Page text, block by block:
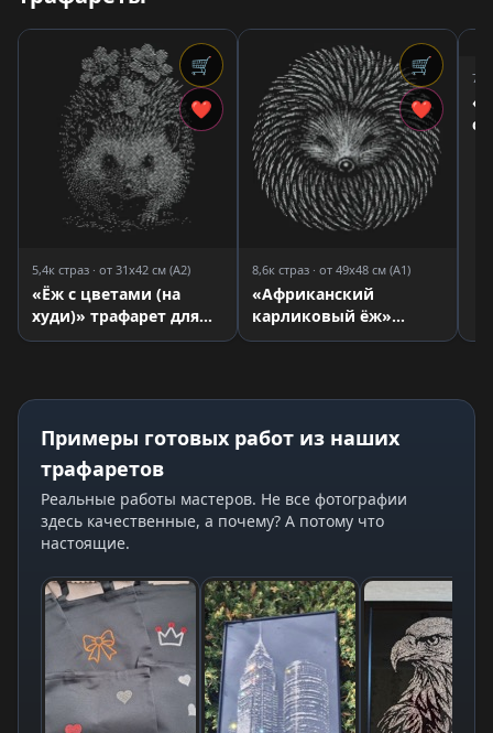
🛒
❤
5,4к страз · от 31x42 см (A2)
«Ёж с цветами (на
худи)» трафарет для
страз
🛒
❤
8,6к страз · от 49x48 см (A1)
«Африканский
карликовый ёж»
трафарет для страз
Примеры готовых работ из наших
трафаретов
Реальные работы мастеров. Не все фотографии
здесь качественные, а почему? А потому что
настоящие.